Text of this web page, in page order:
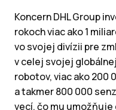
Koncern DHL Group
rokoch viac ako 1
vo svojej divízii pre
v celej svojej
robotov, viac ako 200
a takmer 800 000
vecí, čo mu